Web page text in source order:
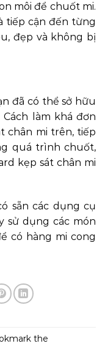
môi để chuốt mi.
tiếp cận đến từng
đẹp và không bị
đã có thể sở hữu
làm khá đơn
chân mi trên, tiếp
quá trình chuốt,
kẹp sát chân mi
sẵn các dụng cụ
sử dụng các món
có hàng mi cong
the